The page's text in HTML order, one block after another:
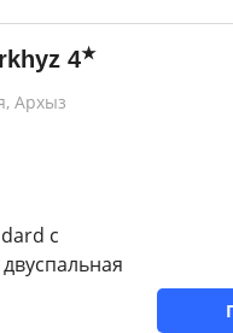
4★
Архыз
с